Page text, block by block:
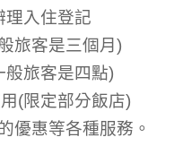
理入住登記
旅客是三個月)
般旅客是四點)
(限定部分飯店)
優惠等各種服務。